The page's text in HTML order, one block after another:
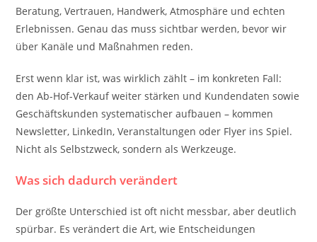
Beratung, Vertrauen, Handwerk, Atmosphäre und echten
Erlebnissen. Genau das muss sichtbar werden, bevor wir
über Kanäle und Maßnahmen reden.
Erst wenn klar ist, was wirklich zählt – im konkreten Fall:
den Ab-Hof-Verkauf weiter stärken und Kundendaten sowie
Geschäftskunden systematischer aufbauen – kommen
Newsletter, LinkedIn, Veranstaltungen oder Flyer ins Spiel.
Nicht als Selbstzweck, sondern als Werkzeuge.
Was sich dadurch verändert
Der größte Unterschied ist oft nicht messbar, aber deutlich
spürbar. Es verändert die Art, wie Entscheidungen